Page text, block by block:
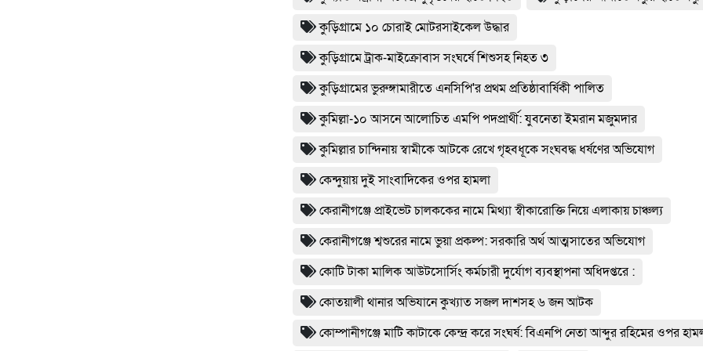
কুড়িগ্রামে ১০ চোরাই মোটরসাইকেল উদ্ধার
কুড়িগ্রামে ট্রাক-মাইক্রোবাস সংঘর্ষে শিশুসহ নিহত ৩
কুড়িগ্রামের ভুরুঙ্গামারীতে এনসিপি'র প্রথম প্রতিষ্ঠাবার্ষিকী পালিত
কুমিল্লা-১০ আসনে আলোচিত এমপি পদপ্রার্থী: যুবনেতা ইমরান মজুমদার
কুমিল্লার চান্দিনায় স্বামীকে আটকে রেখে গৃহবধূকে সংঘবদ্ধ ধর্ষণের অভিযোগ
কেন্দুয়ায় দুই সাংবাদিকের ওপর হামলা
কেরানীগঞ্জে প্রাইভেট চালককের নামে মিথ্যা স্বীকারোক্তি নিয়ে এলাকায় চাঞ্চল্য
কেরানীগঞ্জে শ্বশুরের নামে ভুয়া প্রকল্প: সরকারি অর্থ আত্মসাতের অভিযোগ
কোটি টাকা মালিক আউটসোর্সিং কর্মচারী দুর্যোগ ব্যবস্থাপনা অধিদপ্তরে :
কোতয়ালী থানার অভিযানে কুখ্যাত সজল দাশসহ ৬ জন আটক
কোম্পানীগঞ্জে মাটি কাটাকে কেন্দ্র করে সংঘর্ষ: বিএনপি নেতা আব্দুর রহিমের ওপর